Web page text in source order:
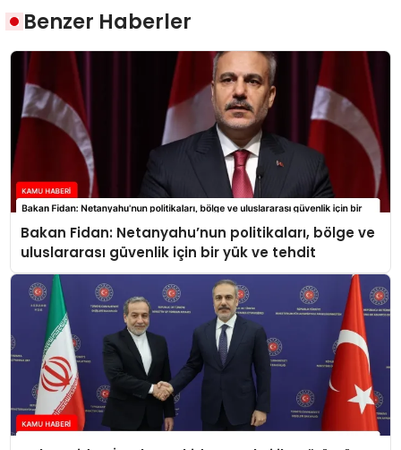
Benzer Haberler
Bakan Fidan: Netanyahu’nun politikaları, bölge ve
uluslararası güvenlik için bir yük ve tehdit